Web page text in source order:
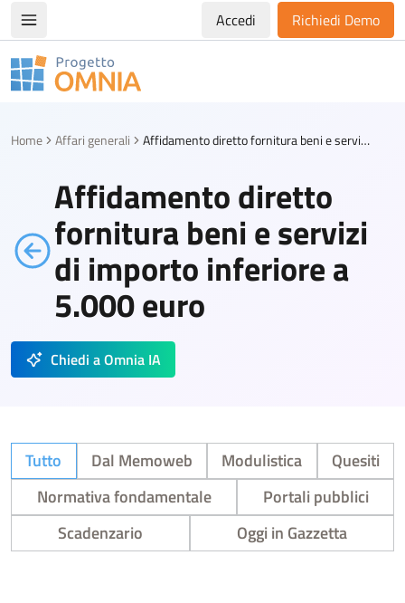
Apri/chiudi menù di navigazioneAccedi Richiedi Demo
Progetto Omnia
Home Affari generali Affidamento diretto fornitura beni e servizi di importo inferiore a 5.000 euro
Affidamento diretto
fornitura beni e servizi
di importo inferiore a
5.000 euro
Chiedi a Omnia IA
Tutto Dal Memoweb Modulistica
Quesiti
Normativa fondamentale
Portali pubblici
Scadenzario
Oggi in Gazzetta